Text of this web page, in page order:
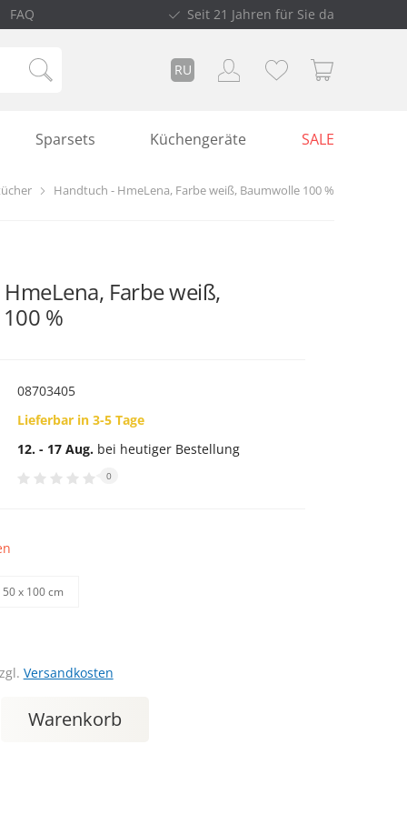
FAQ Seit 21 Jahren für Sie da
RU
Sparsets Küchengeräte SALE
Handtuch - HmeLena, Farbe weiß, Baumwolle 100 %
Farbe weiß,
%
08703405
Lieferbar in 3-5 Tage
12. - 17 Aug. bei heutiger Bestellung
0
50 х 100 cm
Versandkosten
Warenkorb